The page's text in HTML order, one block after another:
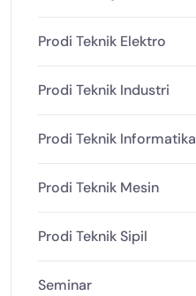
Prodi Teknik Elektro
Prodi Teknik Industri
Prodi Teknik Informatika
Prodi Teknik Mesin
Prodi Teknik Sipil
Seminar